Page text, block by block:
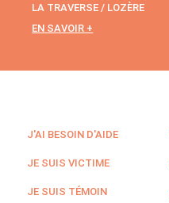
LA TRAVERSE / LOZÈRE
EN SAVOIR +
J'AI BESOIN D'AIDE
JE SUIS VICTIME
JE SUIS TÉMOIN